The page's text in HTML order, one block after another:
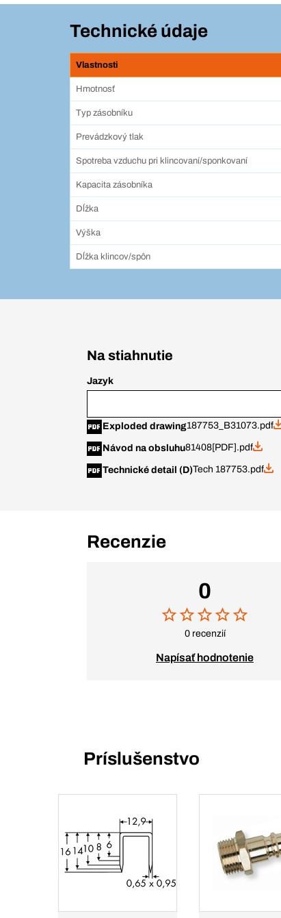
Technické údaje
Vlastnosti
Hmotnosť
Typ zásobníku
Prevádzkový tlak
Spotreba vzduchu pri klincovaní/sponkovaní
Kapacita zásobníka
Dĺžka
Výška
Dĺžka klincov/spôn
Na stiahnutie
Jazyk
Exploded drawing187753_B31073.pdf
Návod na obsluhu81408[PDF].pdf
Technické detail (D)Tech 187753.pdf
Recenzie
0
0 recenzií
Napísať hodnotenie
Príslušenstvo